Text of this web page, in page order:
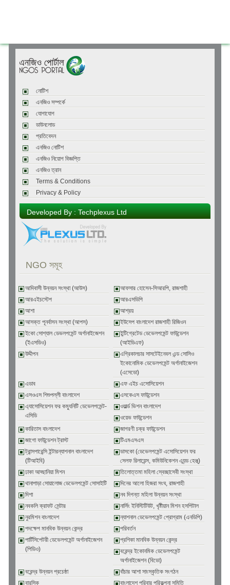
নোটিশ
এনজিও সম্পর্কে
যোগাযোগ
ডাউনলোড
প্রতিবেদন
এনজিও নোটিশ
এনজিও নিয়োগ বিজ্ঞপ্তি
এনজিও ত্রান
Terms & Conditions
Privacy & Policy
Developed By : Techplexus Ltd
NGO সমূহ
আদিবাসী উন্নয়ন সংস্থা (আউস)
আফসার হোসেন-সিআরপি, রাজশাহী
আরএইচস্টেপ
আরএসডিপি
আশা
আশ্রয়
আসক্ত পূনর্বাসন সংস্থা (আপস)
ইউসেপ বাংলাদেশ রাজশাহী রিজিওন
ইকো সোশ্যাল ডেভলপমেন্ট অর্গানাইজেশন
(ইএসডিও)
ইন্টিগ্রেটেড ডেভেলপমেন্ট ফাউন্ডেশন
(আইডিএফ)
উদ্দীপন
এগ্রিকালচার সাসটেইনেবল এন্ড সোসিও
ইকোনোমিক ডেভেলপমেন্ট অর্গানাইজেশন
(এসেডো)
এডাব
এফ এইচ এসোসিয়েশন
এসওএস শিশুপল্লী বাংলাদেশ
এসকেএস ফাউন্ডেশন
এ্যাসোসিয়েশন ফর কম্যুনিটি ডেভেলপমেন্ট-
এসিডি
ওয়ার্ল্ড ভিশন বাংলাদেশ
ওয়েভ ফাউন্ডেশন
কারিতাস বাংলাদেশ
জাগরণী চক্র ফাউন্ডেশন
জাগো ফাউন্ডেশন ট্রাস্ট
টিএমএসএস
ট্রান্সপারেন্সি ইন্টারন্যাশনাল বাংলাদেশ
(টিআইবি)
ডাসকো (ডেভেলপমেন্ট এসোসিয়েশন ফর
সেলফ রিলায়েন্স, কমিউনিকেশন এ্যন্ড হেল্থ্)
ঢাকা আহ্ছানিয়া মিশন
তিলোত্তমা মহিলা স্বেচ্ছাসেবী সংস্থা
থানাপাড়া সোয়ালোজ ডেভেলপমেন্ট সোসাইটি
দিনের আলো হিজরা সংঘ, রাজশাহী
দিশা
নব দিগন্ত মহিলা উন্নয়ন সংস্থা
নবকলি ক্রাফট সেন্টার
নার্সিং ইনিস্টিটিউট, খৃষ্টীয়ান মিশন হসপিটাল
নুরমিশন বাংলাদেশ
ন্যাশনাল ডেভেলপমেন্ট প্রোগ্রাম (এনডিপি)
পদক্ষেপ মানবিক উন্নয়ন কেন্দ্র
পরিবর্তন
পার্টিসিপেটরী ডেভেলপমেন্ট অর্গানাইজেশন
(পিডিও)
প্রশিকা মানবিক উন্নয়ন কেন্দ্র
বরেন্দ্র ইকোনমিক ডেভেলপমেন্ট
অর্গানাইজেশন (বিডো)
বরেন্দ্র উন্নয়ন প্রচেষ্ঠা
বাঁচার আশা সাংস্কৃতিক সংগঠন
বারসিক
বাংলাদেশ পরিবার পরিকল্পনা সমিতি